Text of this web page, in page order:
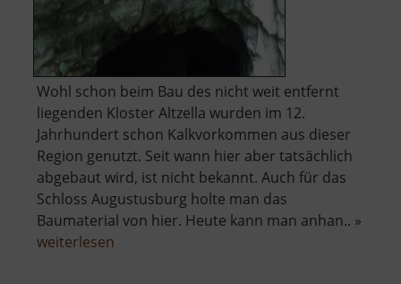
Wohl schon beim Bau des nicht weit entfernt
liegenden Kloster Altzella wurden im 12.
Jahrhundert schon Kalkvorkommen aus dieser
Region genutzt. Seit wann hier aber tatsächlich
abgebaut wird, ist nicht bekannt. Auch für das
Schloss Augustusburg holte man das
Baumaterial von hier. Heute kann man anhan.. »
weiterlesen